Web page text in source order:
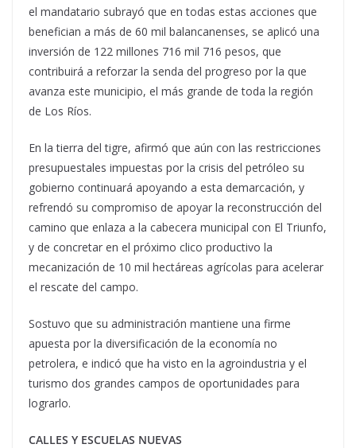
el mandatario subrayó que en todas estas acciones que
benefician a más de 60 mil balancanenses, se aplicó una
inversión de 122 millones 716 mil 716 pesos, que
contribuirá a reforzar la senda del progreso por la que
avanza este municipio, el más grande de toda la región
de Los Ríos.
En la tierra del tigre, afirmó que aún con las restricciones
presupuestales impuestas por la crisis del petróleo su
gobierno continuará apoyando a esta demarcación, y
refrendó su compromiso de apoyar la reconstrucción del
camino que enlaza a la cabecera municipal con El Triunfo,
y de concretar en el próximo clico productivo la
mecanización de 10 mil hectáreas agrícolas para acelerar
el rescate del campo.
Sostuvo que su administración mantiene una firme
apuesta por la diversificación de la economía no
petrolera, e indicó que ha visto en la agroindustria y el
turismo dos grandes campos de oportunidades para
lograrlo.
CALLES Y ESCUELAS NUEVAS